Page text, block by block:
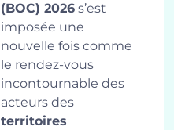
(BOC) 2026s’est
imposée une
nouvelle fois comme
le rendez-vous
incontournable des
acteurs des
territoires